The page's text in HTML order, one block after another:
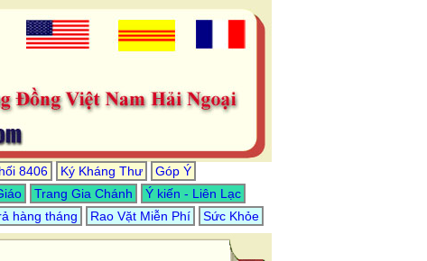
8406 Ký Kháng Thư
Góp Ý
Trang Gia Chánh
Ý kiến - Liên Lạc
hàng tháng Rao Vặt Miễn Phí Sức Khỏe